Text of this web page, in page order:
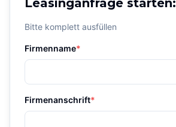
Leasinganfrage starten:
Bitte komplett ausfüllen
Firmenname*
Firmenanschrift*